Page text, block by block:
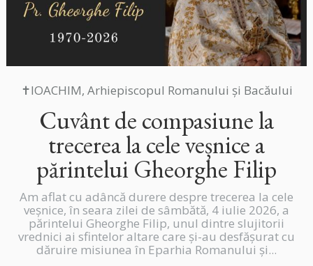
✝IOACHIM, Arhiepiscopul Romanului și Bacăului
Cuvânt de compasiune la
trecerea la cele veșnice a
părintelui Gheorghe Filip
Am aflat cu adâncă durere despre trecerea la cele
veșnice, în seara zilei de sâmbătă, 4 iulie 2026, a
părintelui Gheorghe Filip, unul dintre slujitorii
vrednici ai sfintelor altare care și-au desfășurat cu
dăruire misiunea în Eparhia Romanului și...